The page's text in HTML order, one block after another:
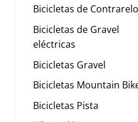
Bicicletas de
Bicicletas de Gravel
eléctricas
Bicicletas Gravel
Bicicletas Mountain
Bicicletas Pista